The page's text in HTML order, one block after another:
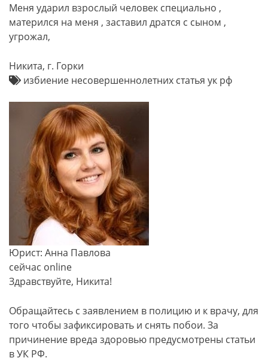
Меня ударил взрослый человек специально ,
матерился на меня , заставил дратся с сыном ,
угрожал,
Никита, г. Горки
избиение несовершеннолетних статья ук рф
Юрист: Анна Павлова
сейчас online
Здравствуйте, Никита!
Обращайтесь с заявлением в полицию и к врачу, для
того чтобы зафиксировать и снять побои. За
причинение вреда здоровью предусмотрены статьи
в УК РФ.